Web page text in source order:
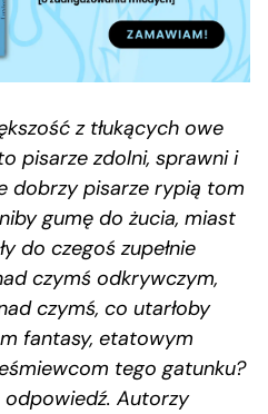
z tłukących owe
pisarze zdolni, sprawni i
dobrzy pisarze rypią tom
gumę do żucia, miast
do czegoś zupełnie
czymś odkrywczym,
czymś, co utarłoby
fantasy, etatowym
tego gatunku?
odpowiedź. Autorzy